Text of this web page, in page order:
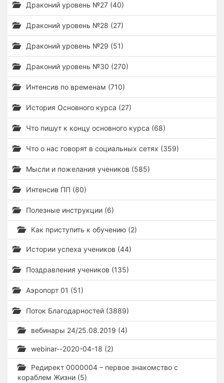
Драконий уровень №27 (40)
Драконий уровень №28 (27)
Драконий уровень №29 (51)
Драконий уровень №30 (270)
Интенсив по временам (710)
История Основного курса (27)
Что пишут к концу основного курса (68)
Что о нас говорят в социальных сетях (359)
Мысли и пожелания учеников (585)
Интенсив ПП (80)
Полезные инструкции (6)
Как приступить к обучению (2)
Истории успеха учеников (44)
Поздравления учеников (135)
Аэропорт 01 (51)
Поток Благодарностей (3889)
вебинары 24/25.08.2019 (4)
webinar--2020-04-18 (2)
Редирект 0000004 – первое знакомство с
кораблем Жизни (5)